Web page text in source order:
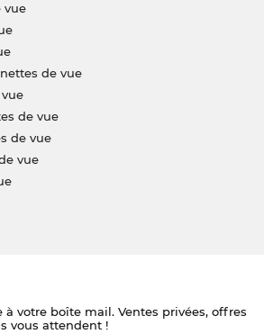
vue
de vue
de vue
de vue
vue
votre boîte mail. Ventes privées, offres
vous attendent !